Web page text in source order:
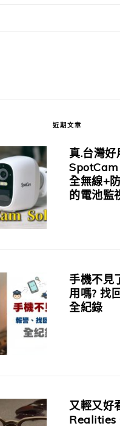
近期文章
真.台灣好
全無線+
的電池監
手機不見
用嗎? 找
全紀錄
又輕又好
Realities